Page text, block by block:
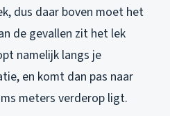
dus daar boven moet het
de gevallen zit het lek
namelijk langs je
en komt dan pas naar
meters verderop ligt.